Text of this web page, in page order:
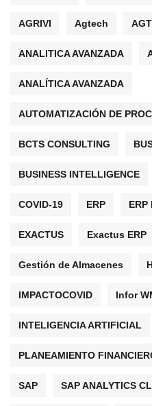
AGRIVI Agtech
ANALITICA AVANZADA
ANALÍTICA AVANZADA
AUTOMATIZACIÓN DE
BCTS CONSULTING
BUSINESS INTELLIGENCE
COVID-19 ERP ERP
EXACTUS Exactus ERP
Gestión de Almacenes
IMPACTOCOVID Infor
INTELIGENCIA ARTIFICIAL
PLANEAMIENTO
SAP SAP ANALYTICS